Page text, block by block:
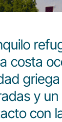
costa
y
con